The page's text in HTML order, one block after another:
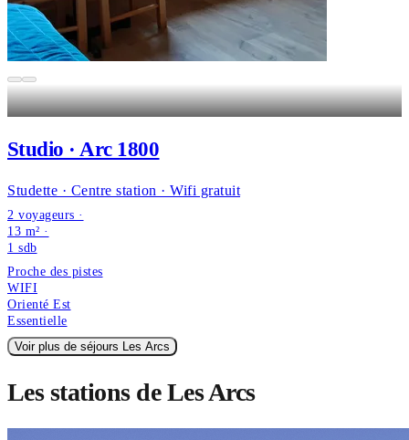
Studio · Arc 1800
Studette · Centre station · Wifi gratuit
2 voyageurs ·
13 m² ·
1sdb
Proche des pistes
WIFI
Orienté Est
Essentielle
Voir plus de séjours Les Arcs
Les stations de Les Arcs